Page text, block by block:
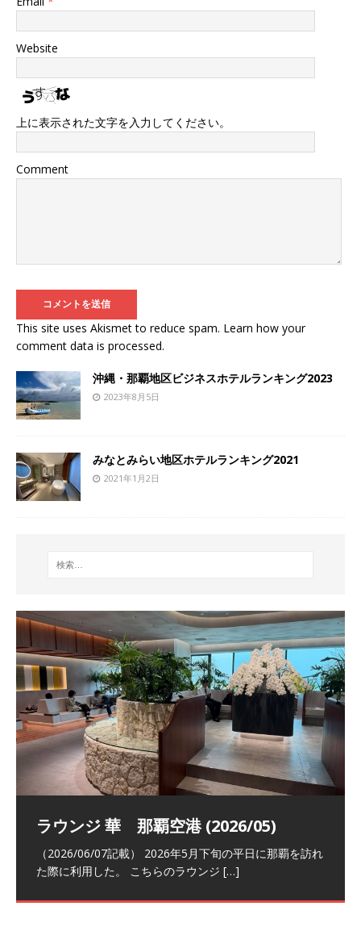
Website
上に表示された文字を入力してください。
Comment
This site uses Akismet to reduce spam. Learn how your
comment data is processed.
沖縄・那覇地区ビジネスホテルランキング2023
2023年8月5日
みなとみらい地区ホテルランキング2021
2021年1月2日
祝！日本航空・マリオットの戦略パー
トナーシップによるFOP無料付与とス
テイタスマッチ
ラウンジ 華 那覇空港 (2026/05)
（2026/06/07記載） 2026年5月下旬の平日に那覇を訪れ
た際に利用した。 こちらのラウンジ […]
The Coral Executive Lounge スワ
ンナプーム国際空港国内線ラウンジ
(2026/01)
日本航空 羽田空港国際線ファースト
クラスラウンジ (2026/01)
（2026/03/18記載） 2026年1月、毎年恒例の新年の羽田
バンコクエアウェイズ スワンナプー
ム国際空港国内線ラウンジ (2026/01)
（2026/03/13記載） 2026年1月上旬にバンコク経由でチ